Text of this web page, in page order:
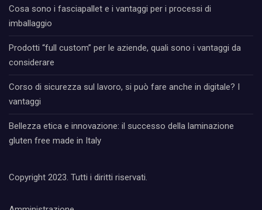
Cosa sono i fasciapallet e i vantaggi per i processi di
imballaggio
Prodotti “full custom” per le aziende, quali sono i vantaggi da
considerare
Corso di sicurezza sul lavoro, si può fare anche in digitale? I
vantaggi
Bellezza etica e innovazione: il successo della laminazione
gluten free made in Italy
Copyright 2023. Tutti i diritti riservati.